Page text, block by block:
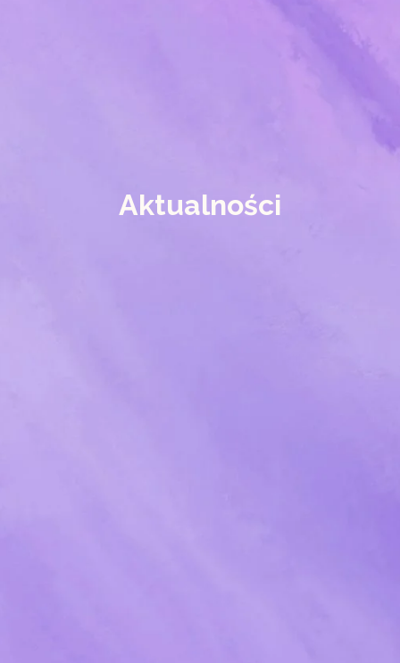
Aktualności